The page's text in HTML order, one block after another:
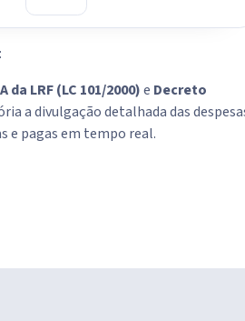
da LRF (LC 101/2000)e Decreto
a divulgação detalhada das
e pagas em tempo real.